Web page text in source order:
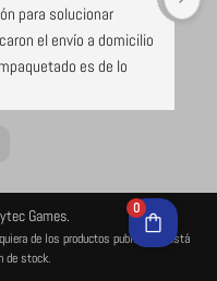
para solucionar
el envío a domicilio
es de lo
Games.
de los productos publicados está
de stock.
0